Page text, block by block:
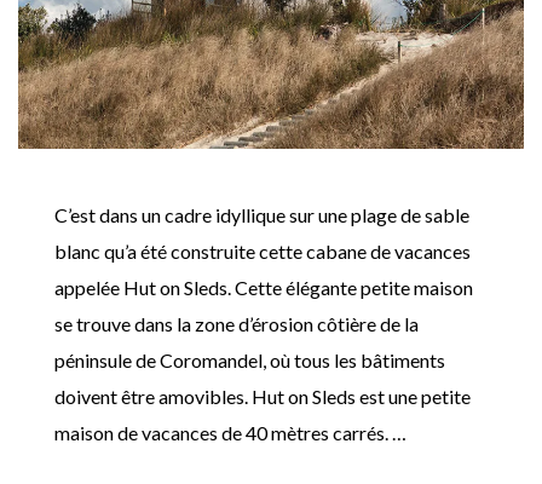
C’est dans un cadre idyllique sur une plage de sable
blanc qu’a été construite cette cabane de vacances
appelée Hut on Sleds. Cette élégante petite maison
se trouve dans la zone d’érosion côtière de la
péninsule de Coromandel, où tous les bâtiments
doivent être amovibles. Hut on Sleds est une petite
maison de vacances de 40 mètres carrés. …